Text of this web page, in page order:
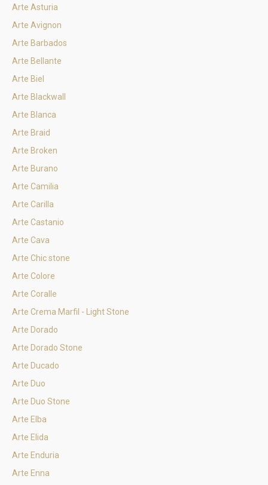
Arte Asturia
Arte Avignon
Arte Barbados
Arte Bellante
Arte Biel
Arte Blackwall
Arte Blanca
Arte Braid
Arte Broken
Arte Burano
Arte Camilia
Arte Carilla
Arte Castanio
Arte Cava
Arte Chic stone
Arte Colore
Arte Coralle
Arte Crema Marfil - Light Stone
Arte Dorado
Arte Dorado Stone
Arte Ducado
Arte Duo
Arte Duo Stone
Arte Elba
Arte Elida
Arte Enduria
Arte Enna